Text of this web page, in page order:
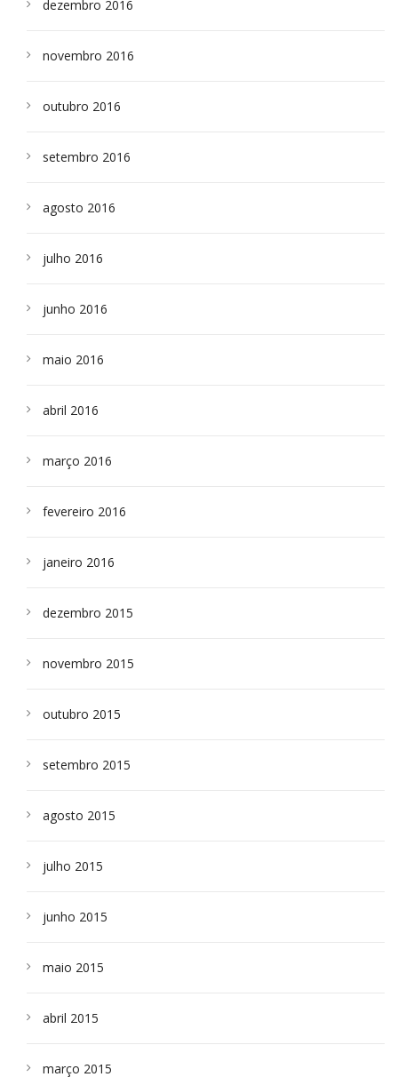
dezembro 2016
novembro 2016
outubro 2016
setembro 2016
agosto 2016
julho 2016
junho 2016
maio 2016
abril 2016
março 2016
fevereiro 2016
janeiro 2016
dezembro 2015
novembro 2015
outubro 2015
setembro 2015
agosto 2015
julho 2015
junho 2015
maio 2015
abril 2015
março 2015